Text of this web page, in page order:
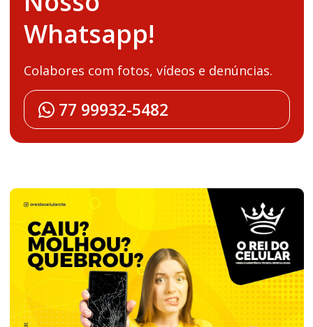
Whatsapp!
Colabores com fotos, vídeos e denúncias.
77 99932-5482